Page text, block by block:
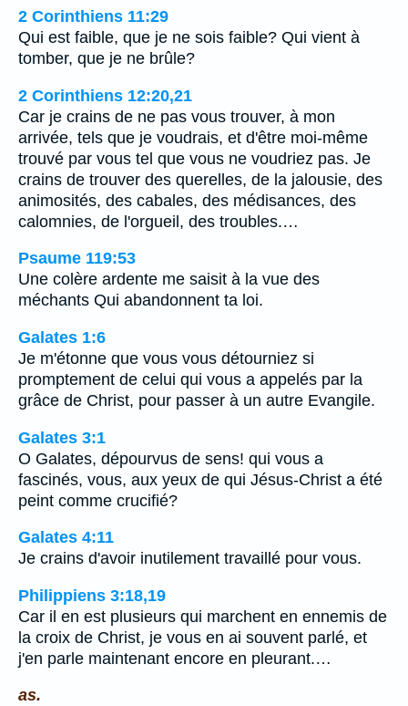
2 Corinthiens 11:29
Qui est faible, que je ne sois faible? Qui vient à
tomber, que je ne brûle?
2 Corinthiens 12:20,21
Car je crains de ne pas vous trouver, à mon
arrivée, tels que je voudrais, et d'être moi-même
trouvé par vous tel que vous ne voudriez pas. Je
crains de trouver des querelles, de la jalousie, des
animosités, des cabales, des médisances, des
calomnies, de l'orgueil, des troubles.…
Psaume 119:53
Une colère ardente me saisit à la vue des
méchants Qui abandonnent ta loi.
Galates 1:6
Je m'étonne que vous vous détourniez si
promptement de celui qui vous a appelés par la
grâce de Christ, pour passer à un autre Evangile.
Galates 3:1
O Galates, dépourvus de sens! qui vous a
fascinés, vous, aux yeux de qui Jésus-Christ a été
peint comme crucifié?
Galates 4:11
Je crains d'avoir inutilement travaillé pour vous.
Philippiens 3:18,19
Car il en est plusieurs qui marchent en ennemis de
la croix de Christ, je vous en ai souvent parlé, et
j'en parle maintenant encore en pleurant.…
as.